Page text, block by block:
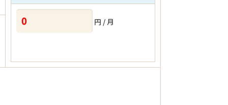
円 / 月